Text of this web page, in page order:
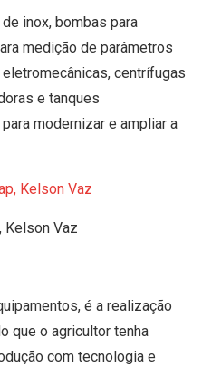
inox, bombas para
medição de parâmetros
centrífugas
e tanques
modernizar e ampliar a
Kelson Vaz
é a realização
que o agricultor tenha
com tecnologia e